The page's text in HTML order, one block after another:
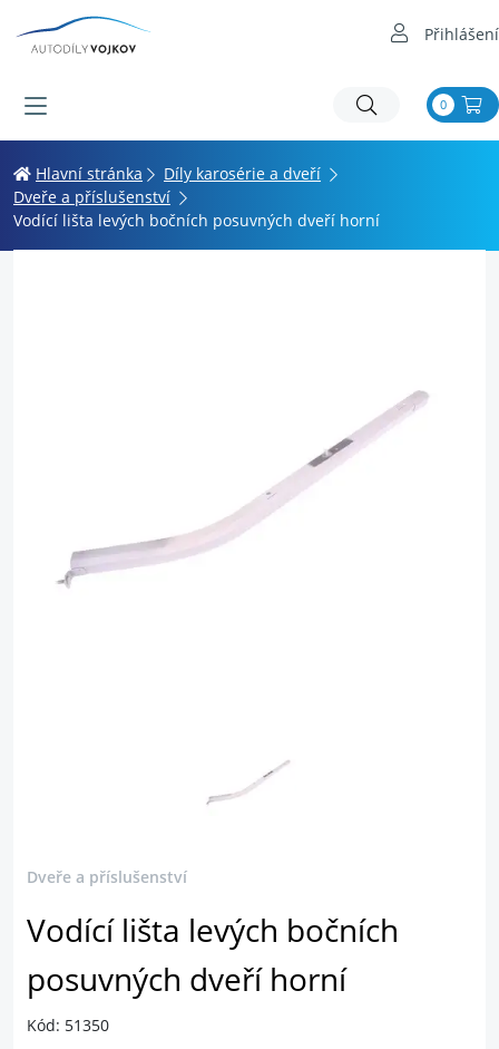
Přihlášení
0
Hlavní stránka
Díly karosérie a dveří
Dveře a příslušenství
Vodící lišta levých bočních posuvných dveří horní
Dveře a příslušenství
Vodící lišta levých bočních
posuvných dveří horní
Kód: 51350